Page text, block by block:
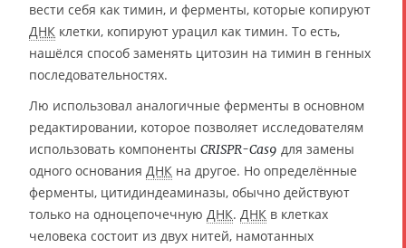
вести себя как тимин, и ферменты, которые копируют
ДНК клетки, копируют урацил как тимин. То есть,
нашёлся способ заменять цитозин на тимин в генных
последовательностях.
Лю использовал аналогичные ферменты в основном
редактировании, которое позволяет исследователям
использовать компоненты CRISPR-Cas9 для замены
одного основания ДНК на другое. Но определённые
ферменты, цитидиндеаминазы, обычно действуют
только на одноцепочечную ДНК. ДНК в клетках
человека состоит из двух нитей, намотанных